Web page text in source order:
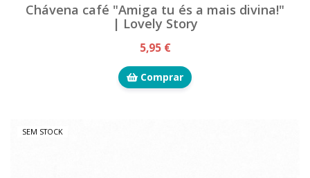
Chávena café "Amiga tu és a mais divina!"
| Lovely Story
5,95 €
Comprar
SEM STOCK